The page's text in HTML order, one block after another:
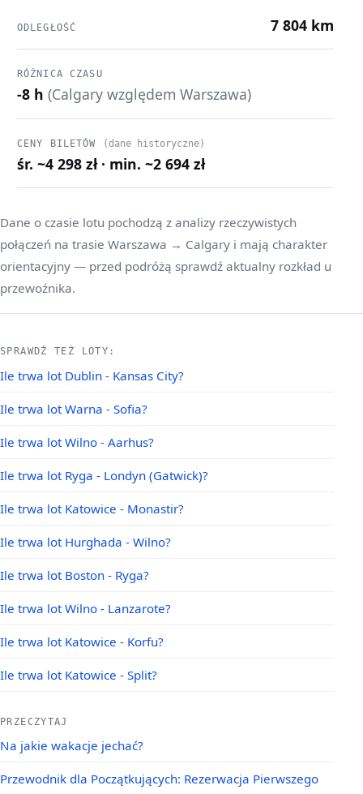
ODLEGŁOŚĆ 7 804 km
RÓŻNICA CZASU
-8 h (Calgary względem Warszawa)
CENY BILETÓW (dane historyczne)
śr. ~4 298 zł · min. ~2 694 zł
Dane o czasie lotu pochodzą z analizy rzeczywistych
połączeń na trasie Warszawa → Calgary i mają charakter
orientacyjny — przed podróżą sprawdź aktualny rozkład u
przewoźnika.
SPRAWDŹ TEŻ LOTY:
Ile trwa lot Dublin - Kansas City?
Ile trwa lot Warna - Sofia?
Ile trwa lot Wilno - Aarhus?
Ile trwa lot Ryga - Londyn (Gatwick)?
Ile trwa lot Katowice - Monastir?
Ile trwa lot Hurghada - Wilno?
Ile trwa lot Boston - Ryga?
Ile trwa lot Wilno - Lanzarote?
Ile trwa lot Katowice - Korfu?
Ile trwa lot Katowice - Split?
PRZECZYTAJ
Na jakie wakacje jechać?
Przewodnik dla Początkujących: Rezerwacja Pierwszego